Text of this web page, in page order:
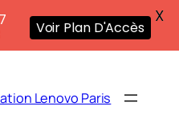
Lenovo Paris
Voir Plan D'Accès
X